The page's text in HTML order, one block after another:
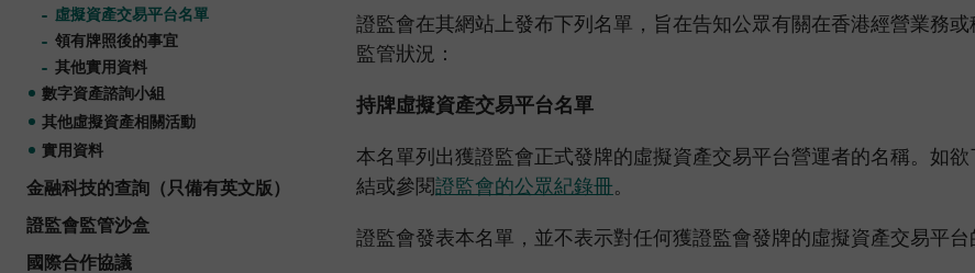
監管對象
如何運作
組織架構
原則
獨立委員會及審裁處
有關負責任擁有權的聲明
關懷僱員 服務社群
企業披露
收購合併事宜
非上市股份及債權證
通函
諮詢文件及諮詢總結
常見問題
中介人
發牌事宜
環境、社會及管治基金列表
開放式基金型公司
開放式基金型公司及房地產投資信託基
通函
諮詢文件及諮詢總結
表格及查檢表
核准或認可機構
內地與香港股市互聯互通
守則
指引
通函
開立帳戶
可接受的開立帳戶方式
透過遙距程序與海外個人客戶建立業務
關係的合資格司法管轄區名單
監管規定
常見問題
其他刊物及資料來源
法例及監管規定
度
按主題搜尋規例
年報
季度報告
證監會簡介
開放式基金型公司：香港的公司型投資
基金結構
證監會合規通訊：中介人
證監會監管通訊
諮詢文件
研究論文
證監會消息
執法消息
其他新聞稿
決定、聲明及披露
目前生效的冷淡對待令
大學畢業生加入本會
實習生加入本會
在證監會工作
核心價值
社會責任
監管對象
如何運作
虛擬資產交易平台名單
領有牌照後的事宜
其他實用資料
數字資產諮詢小組
其他虛擬資產相關活動
實用資料
金融科技的查詢（只備有英文版）
證監會監管沙盒
國際合作協議
證監會在其網站上發布下列名單，旨在告知公眾有關在香港經營業務
監管狀況：
持牌虛擬資產交易平台名單
本名單列出獲證監會正式發牌的虛擬資產交易平台營運者的名稱。如
結或參閱證監會的公眾紀錄冊。
證監會發表本名單，並不表示對任何獲證監會發牌的虛擬資產交易平台